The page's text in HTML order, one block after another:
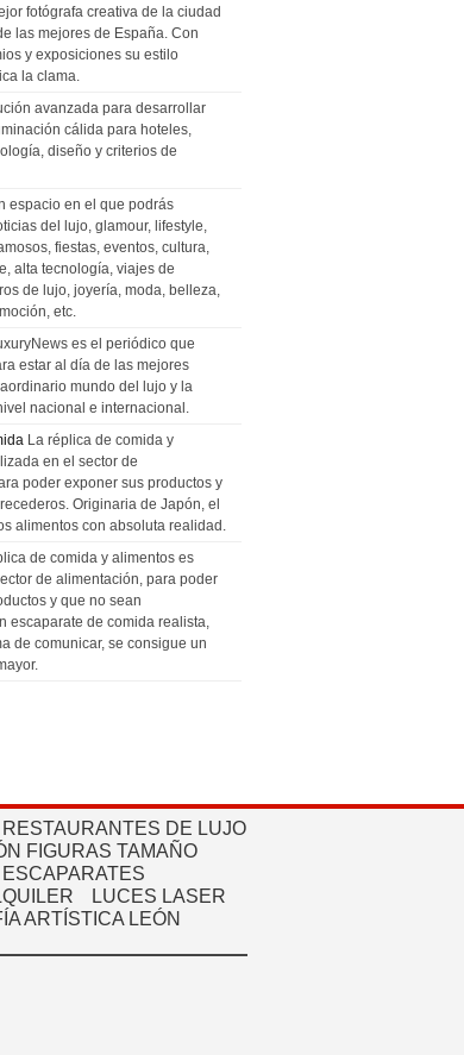
fotógrafa creativa de la ciudad
las mejores de España. Con
y exposiciones su estilo
la clama.
avanzada para desarrollar
cálida para hoteles,
diseño y criterios de
espacio en el que podrás
del lujo, glamour, lifestyle,
fiestas, eventos, cultura,
alta tecnología, viajes de
de lujo, joyería, moda, belleza,
etc.
es el periódico que
estar al día de las mejores
mundo del lujo y la
nacional e internacional.
La réplica de comida y
en el sector de
poder exponer sus productos y
Originaria de Japón, el
alimentos con absoluta realidad.
de comida y alimentos es
de alimentación, para poder
y que no sean
escaparate de comida realista,
de comunicar, se consigue un
DE LUJO
FIGURAS TAMAÑO
LUCES LASER
ARTÍSTICA LEÓN